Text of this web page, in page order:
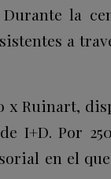
la
a
x Ruinart,
I+D. Por
en el